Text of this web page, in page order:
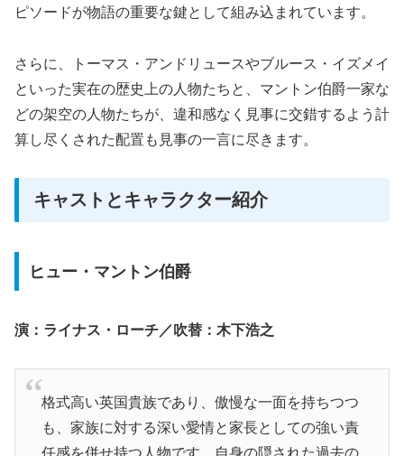
ピソードが物語の重要な鍵として組み込まれています。
さらに、トーマス・アンドリュースやブルース・イズメイ
といった実在の歴史上の人物たちと、マントン伯爵一家な
どの架空の人物たちが、違和感なく見事に交錯するよう計
算し尽くされた配置も見事の一言に尽きます。
キャストとキャラクター紹介
ヒュー・マントン伯爵
演：ライナス・ローチ／吹替：木下浩之
格式高い英国貴族であり、傲慢な一面を持ちつつ
も、家族に対する深い愛情と家長としての強い責
任感を併せ持つ人物です。自身の隠された過去の